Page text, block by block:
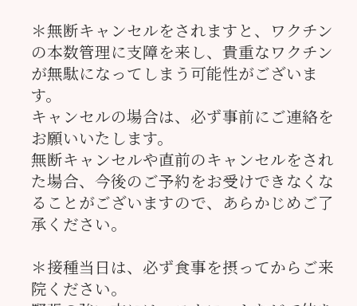
＊無断キャンセルをされますと、ワクチン
の本数管理に支障を来し、貴重なワクチン
が無駄になってしまう可能性がございま
す。
キャンセルの場合は、必ず事前にご連絡を
お願いいたします。
無断キャンセルや直前のキャンセルをされ
た場合、今後のご予約をお受けできなくな
ることがございますので、あらかじめご了
承ください。
＊接種当日は、必ず食事を摂ってからご来
院ください。